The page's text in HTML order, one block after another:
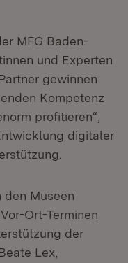
MFG Baden-
und Experten
gewinnen
Kompetenz
profitieren“,
digitaler
den Museen
Ort-Terminen
der
Lex,